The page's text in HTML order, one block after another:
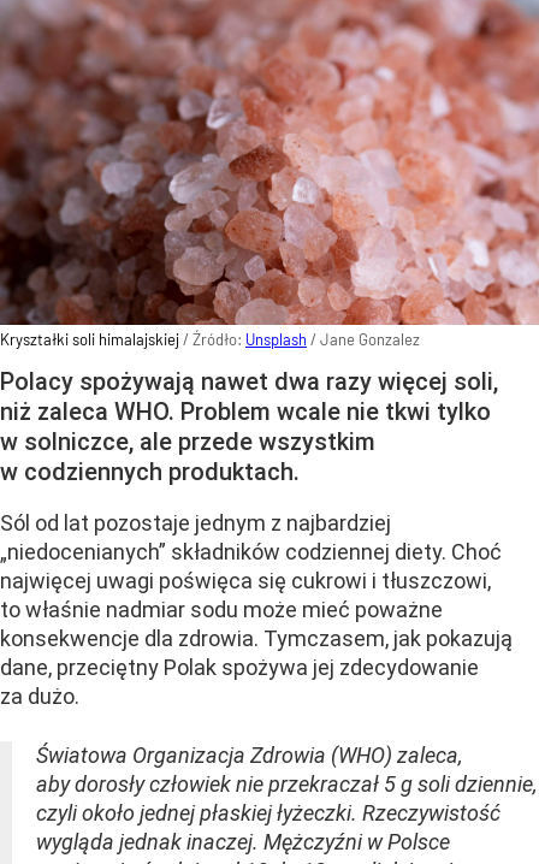
Kryształki soli himalajskiej/ Źródło: Unsplash / Jane Gonzalez
Polacy spożywają nawet dwa razy więcej soli,
niż zaleca WHO. Problem wcale nie tkwi tylko
w solniczce, ale przede wszystkim
w codziennych produktach.
Sól od lat pozostaje jednym z najbardziej
„niedocenianych” składników codziennej diety. Choć
najwięcej uwagi poświęca się cukrowi i tłuszczowi,
to właśnie nadmiar sodu może mieć poważne
konsekwencje dla zdrowia. Tymczasem, jak pokazują
dane, przeciętny Polak spożywa jej zdecydowanie
za dużo.
Światowa Organizacja Zdrowia (WHO) zaleca,
aby dorosły człowiek nie przekraczał 5 g soli dziennie,
czyli około jednej płaskiej łyżeczki. Rzeczywistość
wygląda jednak inaczej. Mężczyźni w Polsce